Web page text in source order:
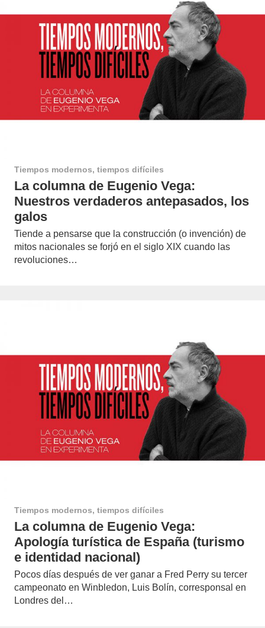
Tiempos modernos, tiempos difíciles
La columna de Eugenio Vega:
Nuestros verdaderos antepasados, los
galos
Tiende a pensarse que la construcción (o invención) de
mitos nacionales se forjó en el siglo XIX cuando las
revoluciones…
Tiempos modernos, tiempos difíciles
La columna de Eugenio Vega:
Apología turística de España (turismo
e identidad nacional)
Pocos días después de ver ganar a Fred Perry su tercer
campeonato en Winbledon, Luis Bolín, corresponsal en
Londres del…